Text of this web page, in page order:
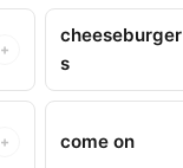
+
cheeseburger
s
+ come on